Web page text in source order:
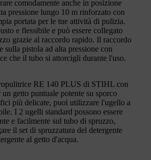
comodamente anche in posizione
pressione lungo 10 m rinforzato con
portata per le tue attività di pulizia.
e flessibile e può essere collegato
grazie al raccordo rapido. Il raccordo
sulla pistola ad alta pressione con
che il tubo si attorcigli durante l'uso.
RE 140 PLUS di STIHL con
getto puntuale potente su sporco
più delicate, puoi utilizzare l'ugello a
I 2 ugelli standard possono essere
e facilmente sul tubo di spruzzo,
il set di spruzzatura del detergente
al getto d'acqua.